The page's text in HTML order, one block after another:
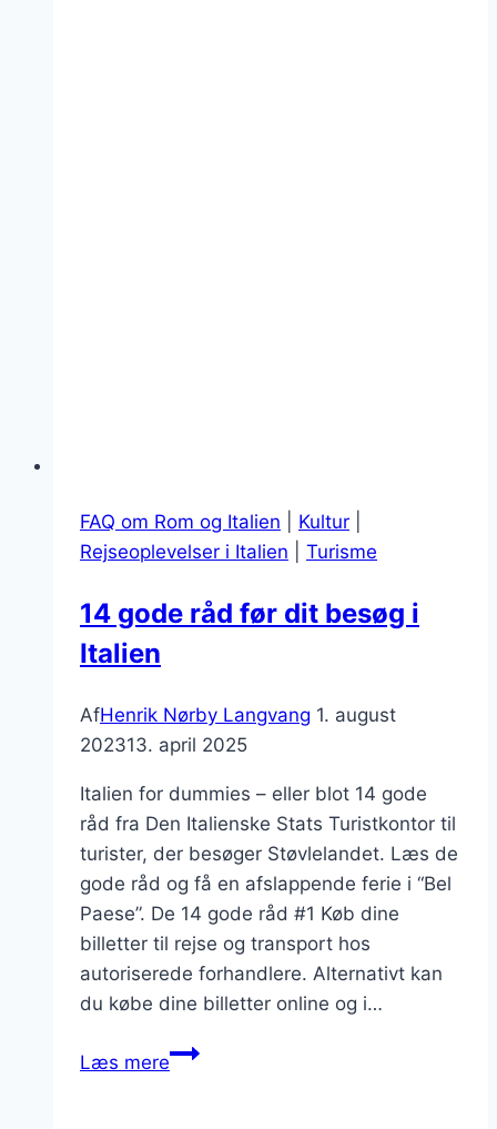
FAQ om Rom og Italien Kultur
Rejseoplevelser i Italien
Turisme
14 gode råd før dit besøg i
Italien
AfHenrik Nørby Langvang 1. august
202313. april 2025
Italien for dummies – eller blot 14 gode
råd fra Den Italienske Stats Turistkontor til
turister, der besøger Støvlelandet. Læs de
gode råd og få en afslappende ferie i “Bel
Paese”. De 14 gode råd #1 Køb dine
billetter til rejse og transport hos
autoriserede forhandlere. Alternativt kan
du købe dine billetter online og i…
Læs mere14